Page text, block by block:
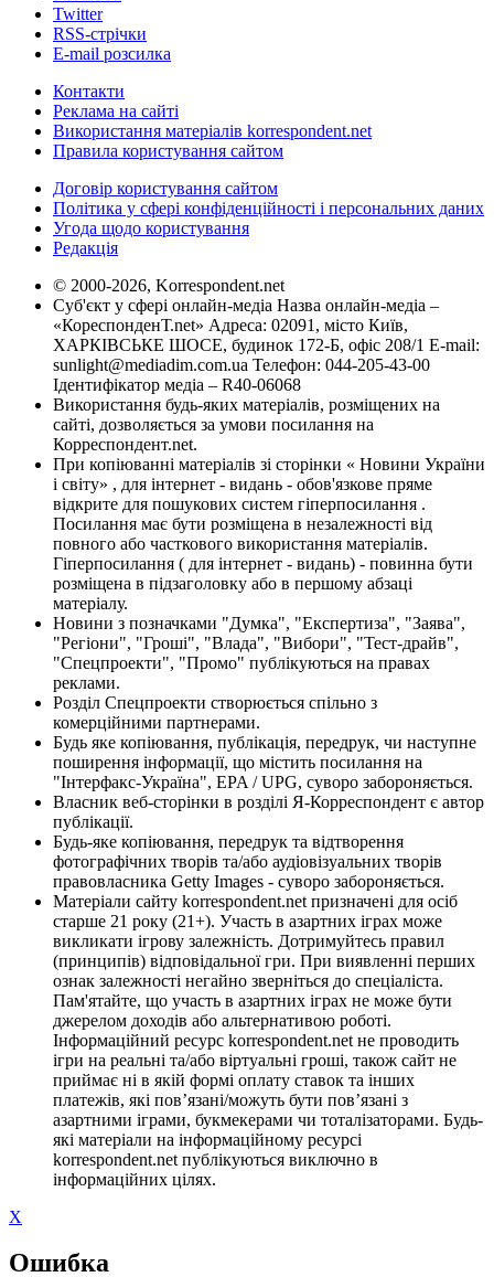
Twitter
RSS-стрічки
E-mail розсилка
Контакти
Реклама на сайті
Використання матеріалів korrespondent.net
Правила користування сайтом
Договір користування сайтом
Політика у сфері конфіденційності і персональних даних
Угода щодо користування
Редакція
© 2000-2026, Korrespondent.net
Суб'єкт у сфері онлайн-медіа Назва онлайн-медіа –
«КореспонденТ.net» Адреса: 02091, місто Київ,
ХАРКІВСЬКЕ ШОСЕ, будинок 172-Б, офіс 208/1 E-mail:
sunlight@mediadim.com.ua Телефон: 044-205-43-00
Ідентифікатор медіа – R40-06068
Використання будь-яких матеріалів, розміщених на
сайті, дозволяється за умови посилання на
Корреспондент.net.
При копіюванні матеріалів зі сторінки « Новини України
і світу» , для інтернет - видань - обов'язкове пряме
відкрите для пошукових систем гіперпосилання .
Посилання має бути розміщена в незалежності від
повного або часткового використання матеріалів.
Гіперпосилання ( для інтернет - видань) - повинна бути
розміщена в підзаголовку або в першому абзаці
матеріалу.
Новини з позначками "Думка", "Експертиза", "Заява",
"Регіони", "Гроші", "Влада", "Вибори", "Тест-драйв",
"Спецпроекти", "Промо" публікуються на правах
реклами.
Розділ Спецпроекти створюється спільно з
комерційними партнерами.
Будь яке копіювання, публікація, передрук, чи наступне
поширення інформації, що містить посилання на
"Інтерфакс-Україна", EPA / UPG, суворо забороняється.
Власник веб-сторінки в розділі Я-Корреспондент є автор
публікації.
Будь-яке копіювання, передрук та відтворення
фотографічних творів та/або аудіовізуальних творів
правовласника Getty Images - суворо забороняється.
Матеріали сайту korrespondent.net призначені для осіб
старше 21 року (21+). Участь в азартних іграх може
викликати ігрову залежність. Дотримуйтесь правил
(принципів) відповідальної гри. При виявленні перших
ознак залежності негайно зверніться до спеціаліста.
Пам'ятайте, що участь в азартних іграх не може бути
джерелом доходів або альтернативою роботі.
Інформаційний ресурс korrespondent.net не проводить
ігри на реальні та/або віртуальні гроші, також сайт не
приймає ні в якій формі оплату ставок та інших
платежів, які пов’язані/можуть бути пов’язані з
азартними іграми, букмекерами чи тоталізаторами. Будь-
які матеріали на інформаційному ресурсі
korrespondent.net публікуються виключно в
інформаційних цілях.
X
Ошибка